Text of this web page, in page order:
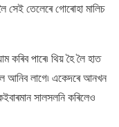
তেলেৰে গোৰোহা মালিচ
কৰিব পাৰে৷ থিয় হৈ লৈ হাত
আনিব লাগে৷ একেদৰে আনখন
সালসলনি কৰিলেও